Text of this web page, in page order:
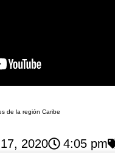
de la región Caribe
2020 4:05 pm